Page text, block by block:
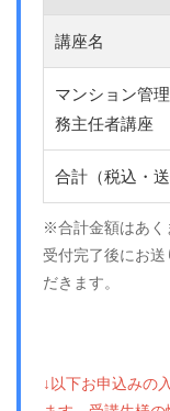
講座名
マンション管
務主任者講座
合計（税込・送
※合計金額はあく
受付完了後にお
だきます。
↓以下お申込みの